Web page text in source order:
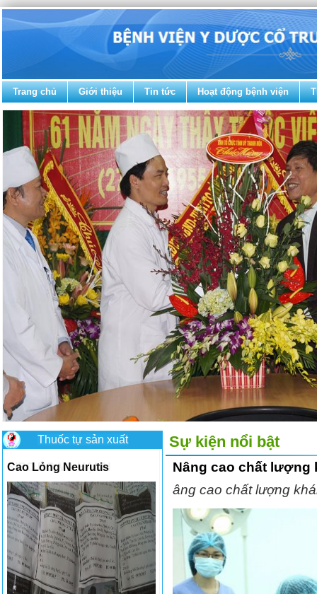
Trang chủ Giới thiệu Tin tức Hoạt động bệnh viện
Thuốc tự sản xuất
Cao Lỏng Neurutis
Sự kiện nổi bật
Nâng cao chất lượng
âng cao chất lượng